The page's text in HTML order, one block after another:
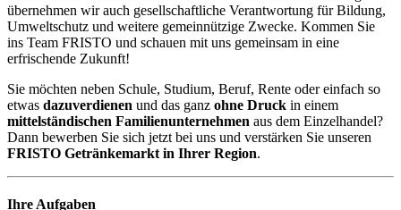
übernehmen wir auch gesellschaftliche Verantwortung für Bildung,
Umweltschutz und weitere gemeinnützige Zwecke. Kommen Sie
ins Team FRISTO und schauen mit uns gemeinsam in eine
erfrischende Zukunft!
Sie möchten neben Schule, Studium, Beruf, Rente oder einfach so
etwas dazuverdienen und das ganz ohne Druck in einem
mittelständischen Familienunternehmen aus dem Einzelhandel?
Dann bewerben Sie sich jetzt bei uns und verstärken Sie unseren
FRISTO Getränkemarkt in Ihrer Region.
Ihre Aufgaben